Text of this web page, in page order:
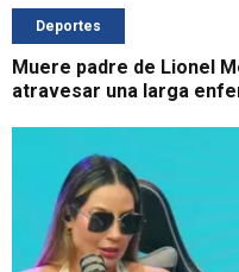
Deportes
Muere padre de Lionel
atravesar una larga